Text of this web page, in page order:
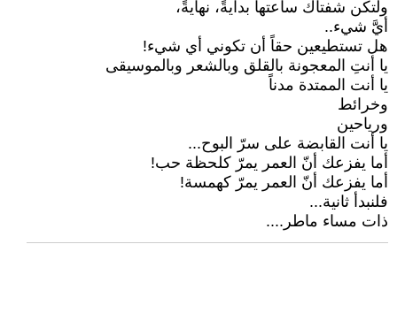
ولتكن شفتاك ساعتها بدايةً، نهايةً،
أيَّ شيء..
هل تستطيعين حقاً أن تكوني أي شيء!
يا أنتِ المعجونة بالقلق وبالشعر وبالموسيقى
يا أنت الممتدة مدناً
وخرائط
ورياحين
يا أنت القابضة على سرّ البوح...
أما يفزعك أنّ العمر يمرّ كلحظة حب!
أما يفزعك أنّ العمر يمرّ كهمسة!
فلنبدأ ثانية...
ذات مساء ماطر....